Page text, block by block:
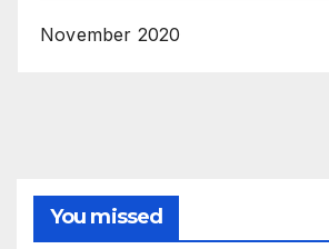
November 2020
You missed